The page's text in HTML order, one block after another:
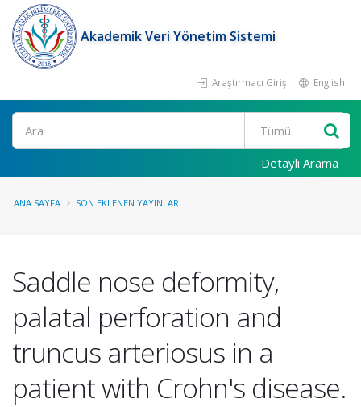
Akademik Veri Yönetim Sistemi
Araştırmacı Girişi English
Ara
Detaylı Arama
ANA SAYFA SON EKLENEN YAYINLAR
Saddle nose deformity,
palatal perforation and
truncus arteriosus in a
patient with Crohn's disease.